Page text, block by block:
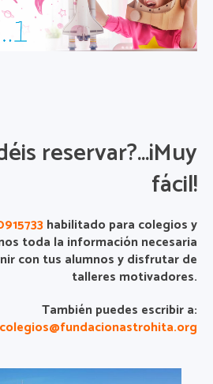
reservar?…¡Muy
fácil!
habilitado para colegios y
toda la información necesaria
con tus alumnos y disfrutar de
talleres motivadores.
También puedes escribir a:
colegios@fundacionastrohita.org